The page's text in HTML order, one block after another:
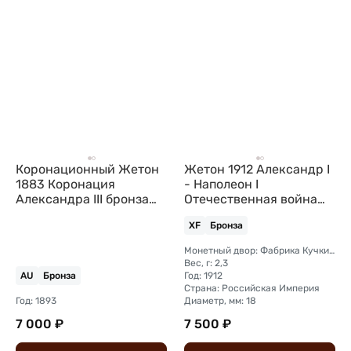
Коронационный Жетон
1883 Коронация
Александра III бронза
AU Бронза
Год: 1893
7 000 ₽
Жетон 1912 Александр I
- Наполеон I
Отечественная война
XF Бронза
Монетный двор: Фабрика Кучкина, Москва
Вес, г: 2,3
Год: 1912
Страна: Российская Империя
Диаметр, мм: 18
7 500 ₽